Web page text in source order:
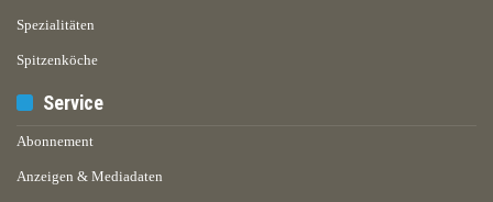
Spezialitäten
Spitzenköche
Service
Abonnement
Anzeigen & Mediadaten